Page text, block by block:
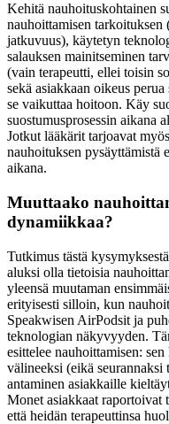
Kehitä nauhoituskohtainen
nauhoittamisen
jatkuvuus), käytetyn
salauksen mainitseminen
(vain terapeutti, ellei toisin
sekä asiakkaan oikeus
se vaikuttaa hoitoon. Käy
suostumusprosessin aikana
Jotkut lääkärit tarjoavat
nauhoituksen pysäyttämistä
aikana.
Muuttaako
dynamiikkaa?
Tutkimus tästä
aluksi olla tietoisia
yleensä muutaman
erityisesti silloin, kun
Speakwisen AirPodsit ja
teknologian näkyvyyden.
esittelee nauhoittamisen:
välineeksi (eikä
antaminen asiakkaille
Monet asiakkaat raportoivat
että heidän terapeuttinsa